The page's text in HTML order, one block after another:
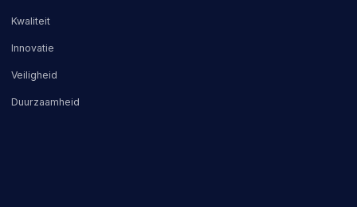
Kwaliteit
Innovatie
Veiligheid
Duurzaamheid